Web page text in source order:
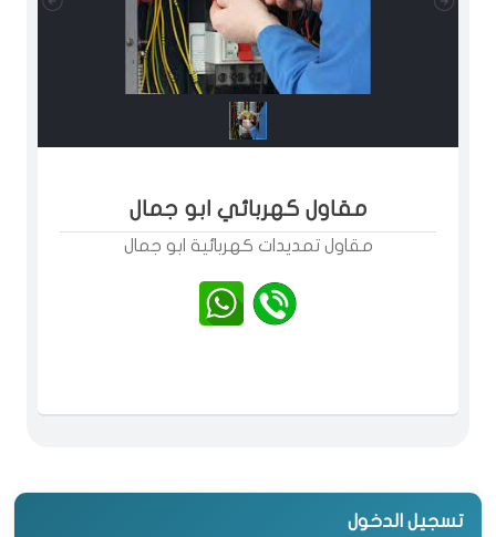
مقاول كهربائي ابو جمال
مقاول تمديدات كهربائية ابو جمال
تسجيل الدخول